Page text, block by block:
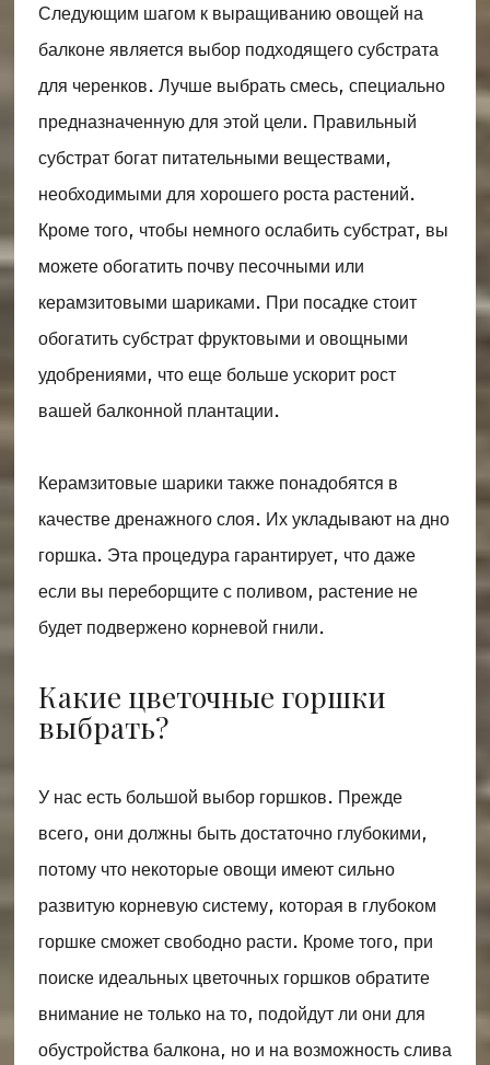
Следующим шагом к выращиванию овощей на
балконе является выбор подходящего субстрата
для черенков. Лучше выбрать смесь, специально
предназначенную для этой цели. Правильный
субстрат богат питательными веществами,
необходимыми для хорошего роста растений.
Кроме того, чтобы немного ослабить субстрат, вы
можете обогатить почву песочными или
керамзитовыми шариками. При посадке стоит
обогатить субстрат фруктовыми и овощными
удобрениями, что еще больше ускорит рост
вашей балконной плантации.
Керамзитовые шарики также понадобятся в
качестве дренажного слоя. Их укладывают на дно
горшка. Эта процедура гарантирует, что даже
если вы переборщите с поливом, растение не
будет подвержено корневой гнили.
Какие цветочные горшки
выбрать?
У нас есть большой выбор горшков. Прежде
всего, они должны быть достаточно глубокими,
потому что некоторые овощи имеют сильно
развитую корневую систему, которая в глубоком
горшке сможет свободно расти. Кроме того, при
поиске идеальных цветочных горшков обратите
внимание не только на то, подойдут ли они для
обустройства балкона, но и на возможность слива